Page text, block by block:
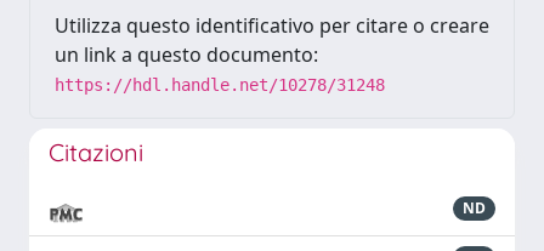
Utilizza questo identificativo per citare o creare
un link a questo documento:
https://hdl.handle.net/10278/31248
Citazioni
ND